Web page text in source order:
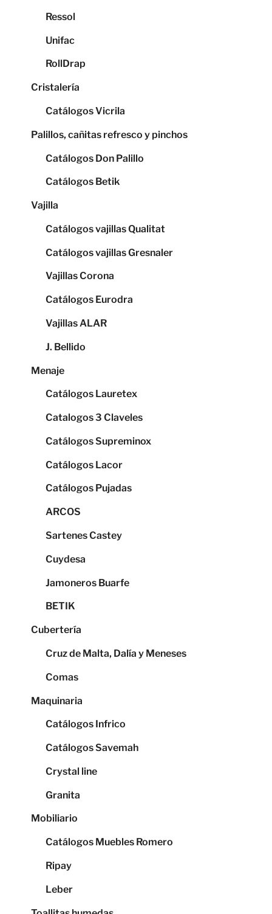
Ressol
Unifac
RollDrap
Cristalería
Catálogos Vicrila
Palillos, cañitas refresco y pinchos
Catálogos Don Palillo
Catálogos Betik
Vajilla
Catálogos vajillas Qualitat
Catálogos vajillas Gresnaler
Vajillas Corona
Catálogos Eurodra
Vajillas ALAR
J. Bellido
Menaje
Catálogos Lauretex
Catalogos 3 Claveles
Catálogos Supreminox
Catálogos Lacor
Catálogos Pujadas
ARCOS
Sartenes Castey
Cuydesa
Jamoneros Buarfe
BETIK
Cubertería
Cruz de Malta, Dalía y Meneses
Comas
Maquinaria
Catálogos Infrico
Catálogos Savemah
Crystal line
Granita
Mobiliario
Catálogos Muebles Romero
Ripay
Leber